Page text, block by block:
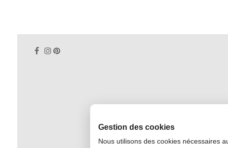
Gestion des cookies
Nous utilisons des cookies nécessaires